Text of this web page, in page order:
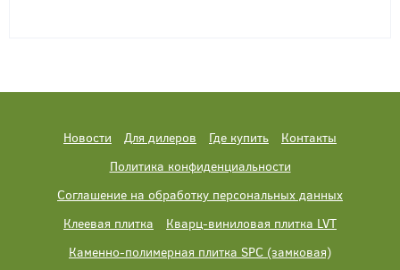
Новости Для дилеров Где купить
Контакты
Политика конфиденциальности
Соглашение на обработку персональных данных
Клеевая плитка
Кварц-виниловая плитка LVT
Каменно-полимерная плитка SPC (замковая)